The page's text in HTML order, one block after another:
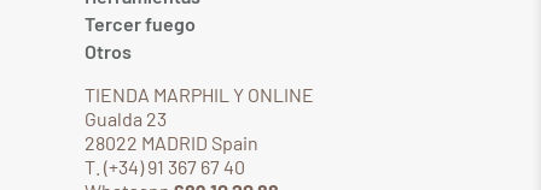
Tercer fuego
Otros
TIENDA MARPHIL Y ONLINE
Gualda 23
28022 MADRID Spain
T. (+34) 91 367 67 40